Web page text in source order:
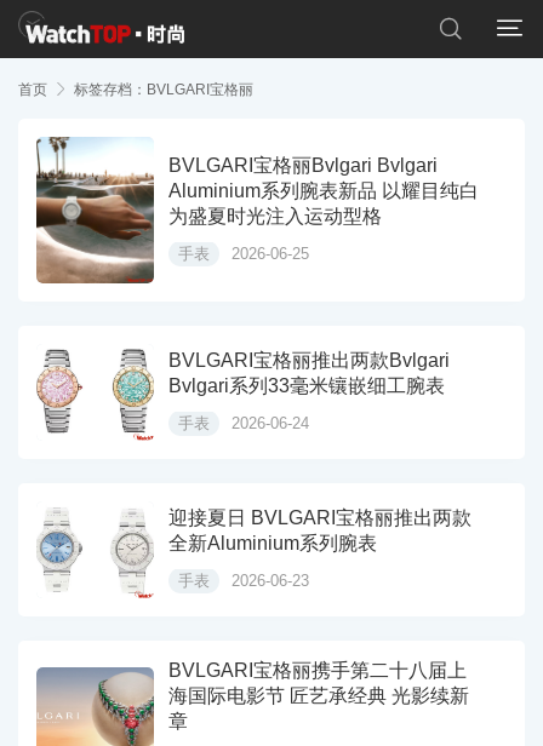


首页  标签存档：BVLGARI宝格丽
BVLGARI宝格丽Bvlgari Bvlgari
Aluminium系列腕表新品 以耀目纯白
为盛夏时光注入运动型格
手表 2026-06-25
BVLGARI宝格丽推出两款Bvlgari
Bvlgari系列33毫米镶嵌细工腕表
手表 2026-06-24
迎接夏日 BVLGARI宝格丽推出两款
全新Aluminium系列腕表
手表 2026-06-23
BVLGARI宝格丽携手第二十八届上
海国际电影节 匠艺承经典 光影续新
章